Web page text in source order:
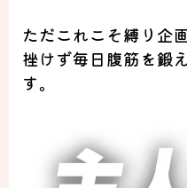
ただこれこそ縛り企
挫けず毎日腹筋を鍛
す。